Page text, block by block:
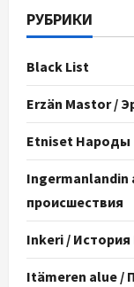
РУБРИКИ
Black List
Erzän Mastor /
Etniset Народы
Ingermanlandin
происшествия
Inkeri /
Itämeren alue /